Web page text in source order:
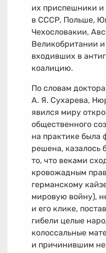
их приспешники и
в СССР, Польше,
Чехословакии,
Великобритании
входивших в
коалицию.
По словам
А. Я. Сухарева,
явился миру
общественного
на практике была
решена, казалось
то, что веками
кровожадным
германскому
мировую войну),
и его клике,
гибели целые
колоссальные
и причинившим